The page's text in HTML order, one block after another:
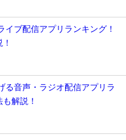
イブ配信アプリランキング！
る音声・ラジオ配信アプリラ
解説！